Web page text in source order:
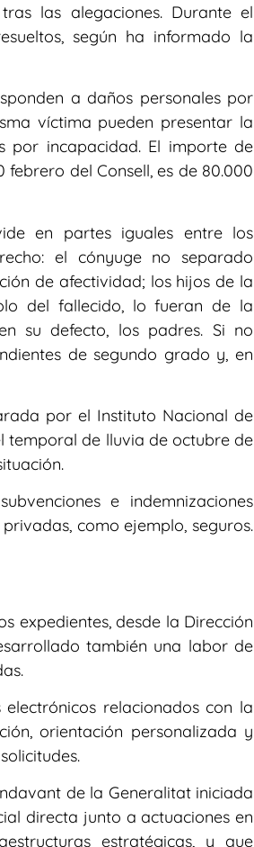
las alegaciones. Durante el
según ha informado la
a daños personales por
víctima pueden presentar la
por incapacidad. El importe de
del Consell, es de 80.000
en partes iguales entre los
el cónyuge no separado
de afectividad; los hijos de la
del fallecido, lo fueran de la
su defecto, los padres. Si no
de segundo grado y, en
por el Instituto Nacional de
temporal de lluvia de octubre de
e indemnizaciones
como ejemplo, seguros.
expedientes, desde la Dirección
también una labor de
relacionados con la
orientación personalizada y
de la Generalitat iniciada
directa junto a actuaciones en
estratégicas, y que